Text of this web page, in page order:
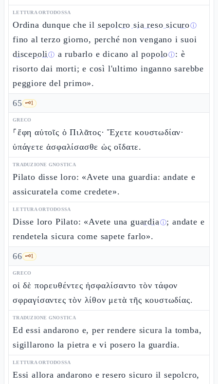
LETTURA ORTODOSSA
Ordina dunque che il sepolcro sia reso sicuroⓘ
fino al terzo giorno, perché non vengano i suoi
discepoliⓘ a rubarlo e dicano alpopoloⓘ: è
risorto dai morti; e così l'ultimo inganno sarebbe
peggiore del primo».
65 🗝️1
GRECO
⸀ἔφη αὐτοῖς ὁ Πιλᾶτος· Ἔχετε κουστωδίαν·
ὑπάγετε ἀσφαλίσασθε ὡς οἴδατε.
TRADUZIONE GNOSTICA
Pilato disse loro: «Avete una guardia: andate e
assicuratela come credete».
LETTURA ORTODOSSA
Disse loro Pilato: «Avete una guardiaⓘ; andate e
rendetela sicura come sapete farlo».
66 🗝️1
GRECO
οἱ δὲ πορευθέντες ἠσφαλίσαντο τὸν τάφον
σφραγίσαντες τὸν λίθον μετὰ τῆς κουστωδίας.
TRADUZIONE GNOSTICA
Ed essi andarono e, per rendere sicura la tomba,
sigillarono la pietra e vi posero la guardia.
LETTURA ORTODOSSA
Essi allora andarono e resero sicuro il sepolcro,